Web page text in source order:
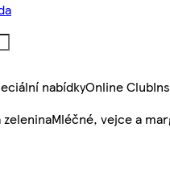
nabídkyOnline Club
zeleninaMléčné, vejce a